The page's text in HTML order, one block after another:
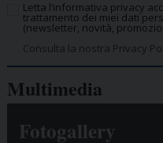
Letta l’informativa privacy
trattamento dei miei dati
(newsletter, novità,
Consulta la nostra Privacy
Multimedia
Fotogallery